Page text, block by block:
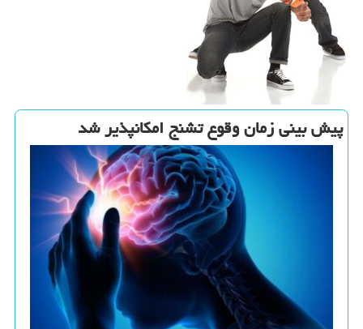
پیش بینی زمان وقوع تشنج امكانپذیر شد